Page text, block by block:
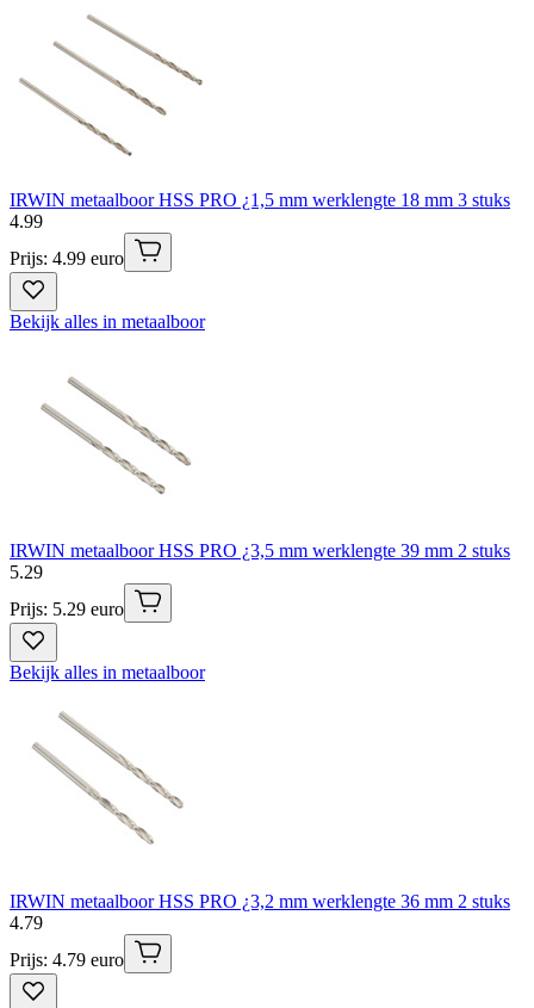
IRWIN metaalboor HSS PRO ¿1,5 mm werklengte 18 mm 3 stuks
4.99
Prijs: 4.99 euro
Bekijk alles in metaalboor
IRWIN metaalboor HSS PRO ¿3,5 mm werklengte 39 mm 2 stuks
5.29
Prijs: 5.29 euro
Bekijk alles in metaalboor
IRWIN metaalboor HSS PRO ¿3,2 mm werklengte 36 mm 2 stuks
4.79
Prijs: 4.79 euro